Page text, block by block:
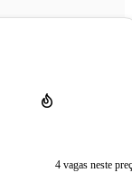
4 vagas neste